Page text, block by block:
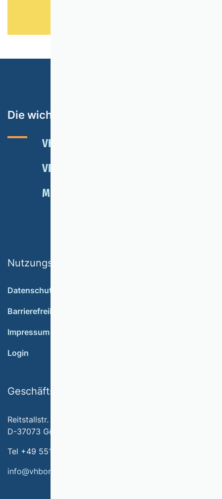
Die wichtigsten Themen
VHB-RATING 2024
VERANSTALTUNGEN
MITGLIED WERDEN
Nutzungsbedingungen
Datenschutz
Barrierefreiheit
Impressum
Login
Geschäftsstelle
Reitstallstr. 7
D-37073 Göttingen
Tel +49 551 79778-566
info@vhbonline.org